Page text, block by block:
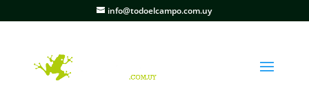
info@todoelcampo.com.uy